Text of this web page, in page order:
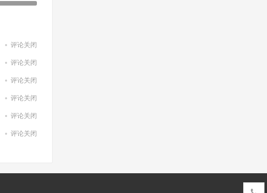
评论关闭
评论关闭
评论关闭
评论关闭
评论关闭
评论关闭